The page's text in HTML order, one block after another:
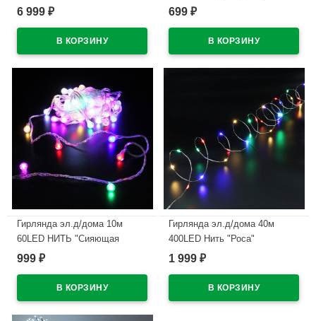
цв.теплый белый 8реж. IP44
6 999 ₽
(св.пров) (можно соединить)
699 ₽
Гирлянда эл.д/дома 10м
60LED НИТЬ "Сияющая
капля" цв.мульти (св.провод)
арт.725-0048
999 ₽
Гирлянда эл.д/дома 40м
400LED Нить "Роса"
цв.мульти 8реж IP-20 арт.725-
1 999 ₽